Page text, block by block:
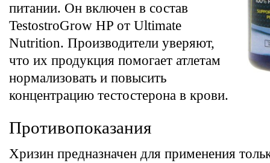
питании. Он включен в состав
TestostroGrow HP от Ultimate
Nutrition. Производители уверяют,
что их продукция помогает атлетам
нормализовать и повысить
концентрацию тестостерона в крови.
Противопоказания
Хризин предназначен для применения